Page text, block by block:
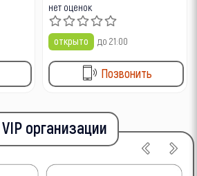
нет оценок
открыто до 21:00
Позвонить
VIP организации